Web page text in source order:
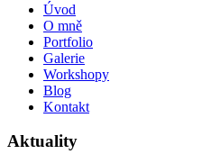
Úvod
O mně
Portfolio
Galerie
Workshopy
Blog
Kontakt
Aktuality